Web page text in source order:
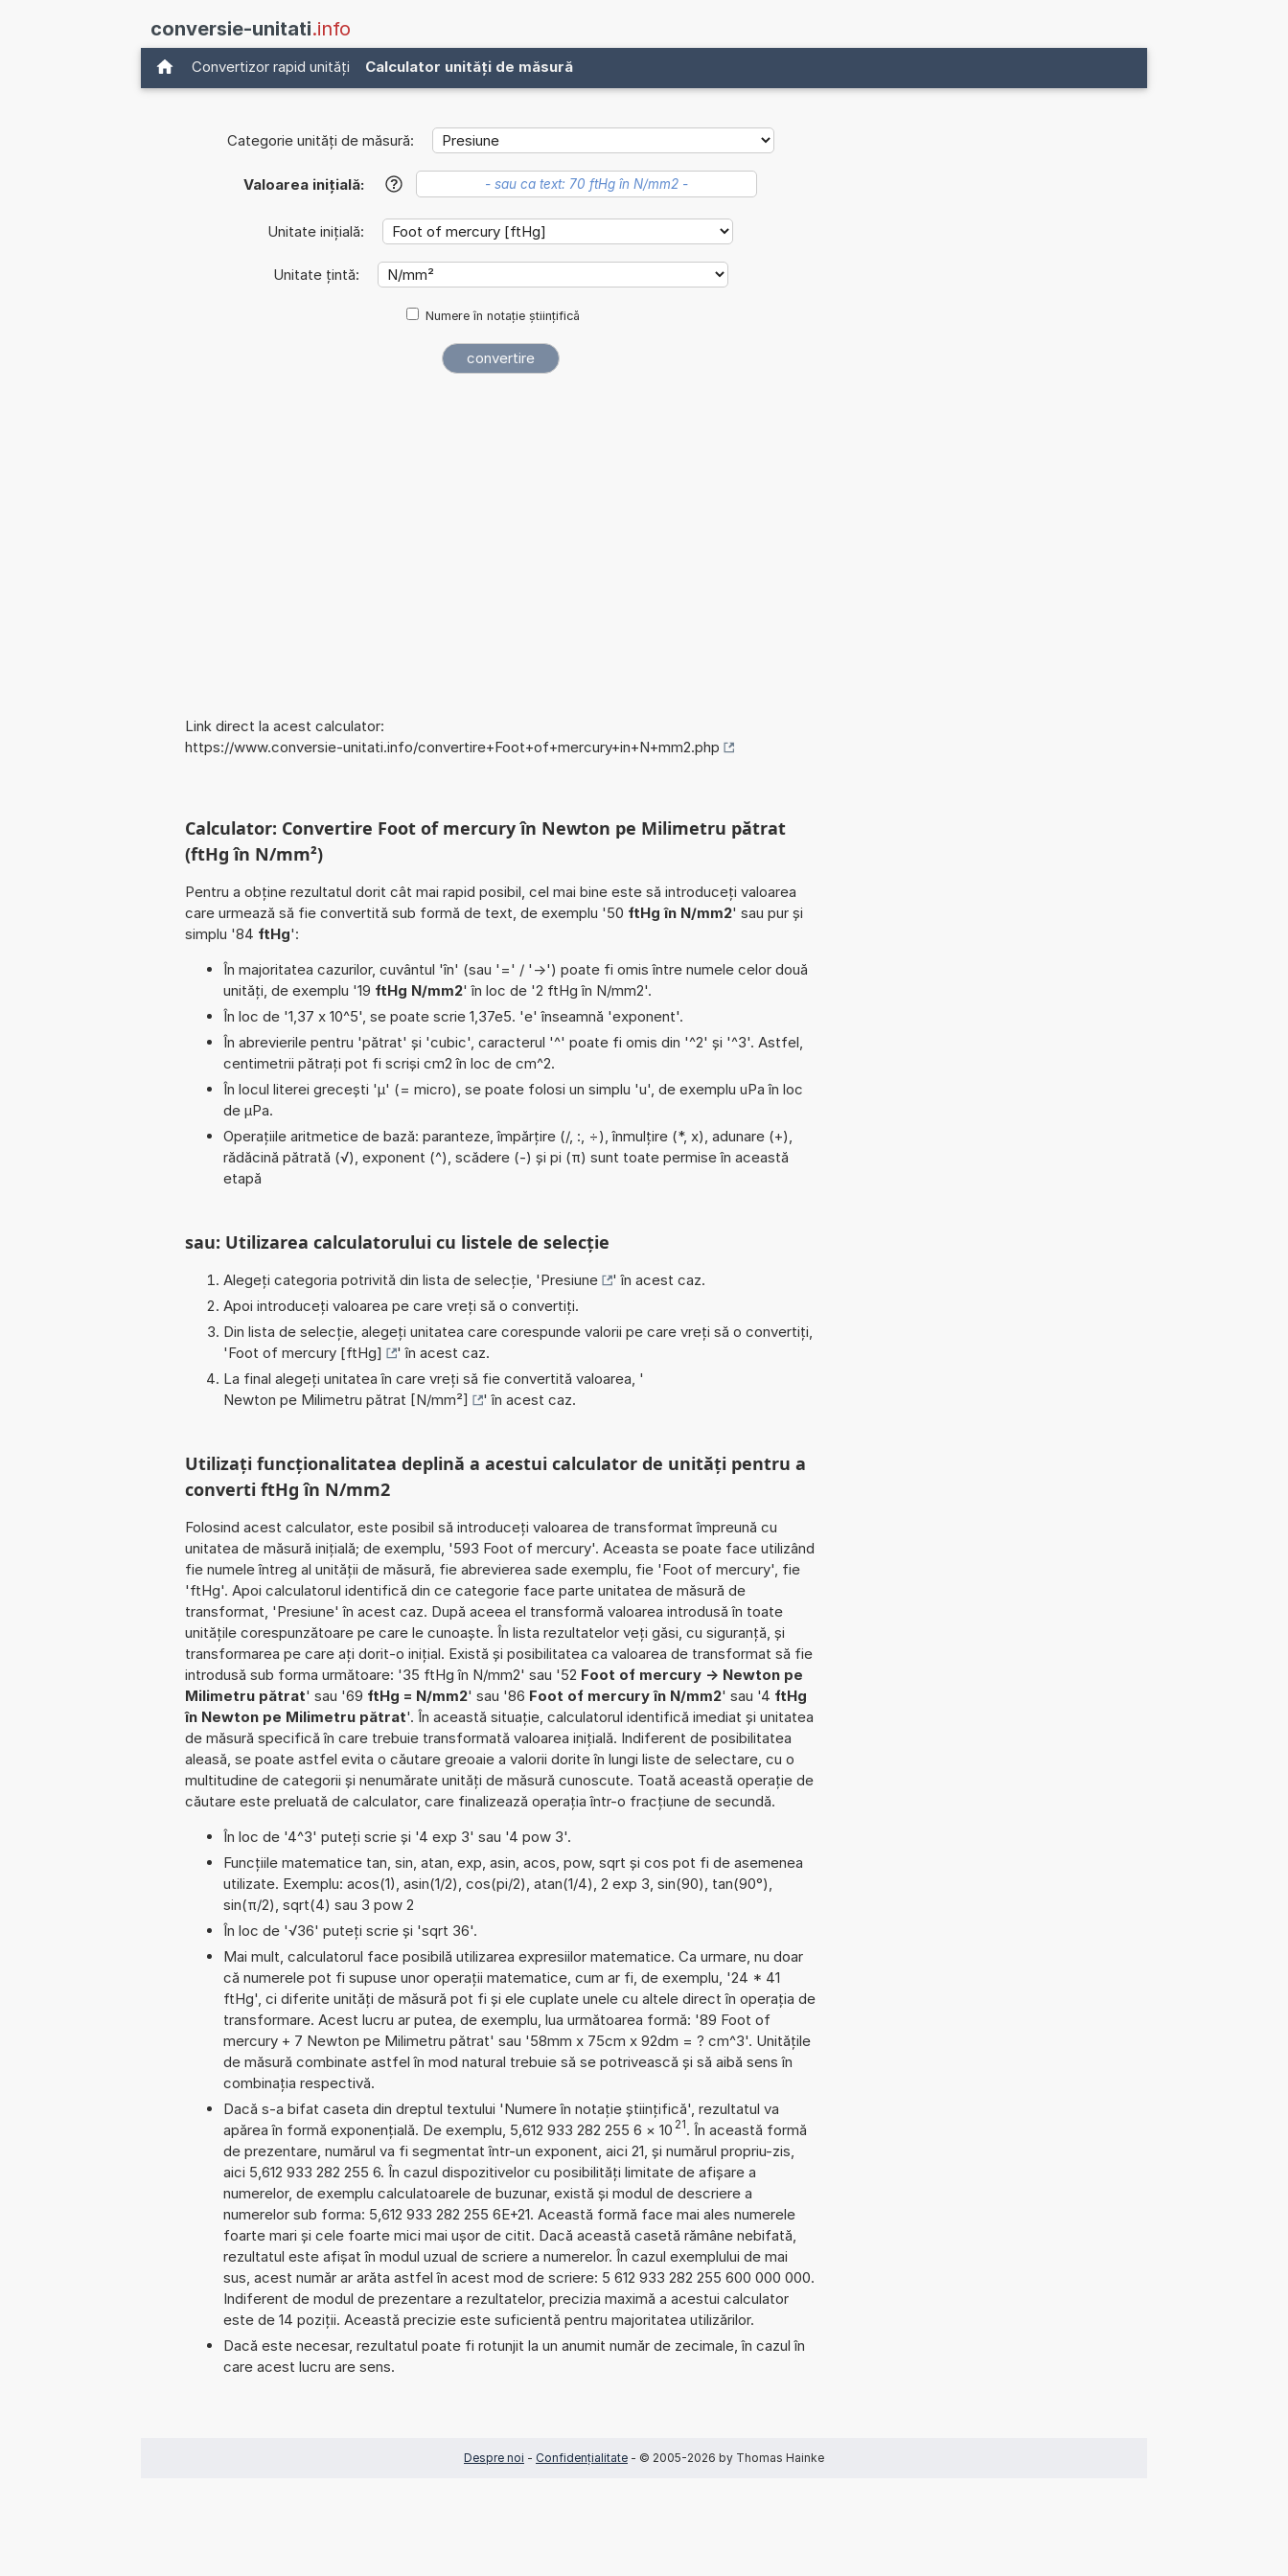
conversie-unitati.info
Convertizor rapid unități Calculator unități de măsură
Categorie unități de măsură:
Valoarea inițială: ?
Unitate inițială:
Unitate țintă:
Numere în notație științifică
Link direct la acest calculator:
https://www.conversie-unitati.info/convertire+Foot+of+mercury+in+N+mm2.php
Calculator: Convertire Foot of mercury în Newton pe Milimetru pătrat
(ftHg în N/mm²)
Pentru a obține rezultatul dorit cât mai rapid posibil, cel mai bine este să introduceți valoarea
care urmează să fie convertită sub formă de text, de exemplu '50 ftHg în N/mm2' sau pur și
simplu '84 ftHg':
În majoritatea cazurilor, cuvântul 'în' (sau '=' / '->') poate fi omis între numele celor două
unități, de exemplu '19 ftHg N/mm2' în loc de '2 ftHg în N/mm2'.
În loc de '1,37 x 10^5', se poate scrie 1,37e5. 'e' înseamnă 'exponent'.
În abrevierile pentru 'pătrat' și 'cubic', caracterul '^' poate fi omis din '^2' și '^3'. Astfel,
centimetrii pătrați pot fi scriși cm2 în loc de cm^2.
În locul literei grecești 'µ' (= micro), se poate folosi un simplu 'u', de exemplu uPa în loc
de µPa.
Operațiile aritmetice de bază: paranteze, împărțire (/, :, ÷), înmulțire (*, x), adunare (+),
rădăcină pătrată (√), exponent (^), scădere (-) și pi (π) sunt toate permise în această
etapă
sau: Utilizarea calculatorului cu listele de selecție
Alegeți categoria potrivită din lista de selecție, 'Presiune
' în acest caz.
Apoi introduceți valoarea pe care vreți să o convertiți.
Din lista de selecție, alegeți unitatea care corespunde valorii pe care vreți să o convertiți,
'Foot of mercury [ftHg]
' în acest caz.
La final alegeți unitatea în care vreți să fie convertită valoarea, '
Newton pe Milimetru pătrat [N/mm²]
' în acest caz.
Utilizați funcționalitatea deplină a acestui calculator de unități pentru a
converti ftHg în N/mm2
Folosind acest calculator, este posibil să introduceți valoarea de transformat împreună cu
unitatea de măsură inițială; de exemplu, '593 Foot of mercury'. Aceasta se poate face utilizând
fie numele întreg al unității de măsură, fie abrevierea sade exemplu, fie 'Foot of mercury', fie
'ftHg'. Apoi calculatorul identifică din ce categorie face parte unitatea de măsură de
transformat, 'Presiune' în acest caz. După aceea el transformă valoarea introdusă în toate
unitățile corespunzătoare pe care le cunoaște. În lista rezultatelor veți găsi, cu siguranță, și
transformarea pe care ați dorit-o inițial. Există și posibilitatea ca valoarea de transformat să fie
introdusă sub forma următoare: '35 ftHg în N/mm2' sau '52 Foot of mercury -> Newton pe
Milimetru pătrat' sau '69 ftHg = N/mm2' sau '86 Foot of mercury în N/mm2' sau '4 ftHg
în Newton pe Milimetru pătrat'. În această situație, calculatorul identifică imediat și unitatea
de măsură specifică în care trebuie transformată valoarea inițială. Indiferent de posibilitatea
aleasă, se poate astfel evita o căutare greoaie a valorii dorite în lungi liste de selectare, cu o
multitudine de categorii și nenumărate unități de măsură cunoscute. Toată această operație de
căutare este preluată de calculator, care finalizează operația într-o fracțiune de secundă.
În loc de '4^3' puteți scrie și '4 exp 3' sau '4 pow 3'.
Funcțiile matematice tan, sin, atan, exp, asin, acos, pow, sqrt și cos pot fi de asemenea
utilizate. Exemplu: acos(1), asin(1/2), cos(pi/2), atan(1/4), 2 exp 3, sin(90), tan(90°),
sin(π/2), sqrt(4) sau 3 pow 2
În loc de '√36' puteți scrie și 'sqrt 36'.
Mai mult, calculatorul face posibilă utilizarea expresiilor matematice. Ca urmare, nu doar
că numerele pot fi supuse unor operații matematice, cum ar fi, de exemplu, '24 * 41
ftHg', ci diferite unități de măsură pot fi și ele cuplate unele cu altele direct în operația de
transformare. Acest lucru ar putea, de exemplu, lua următoarea formă: '89 Foot of
mercury + 7 Newton pe Milimetru pătrat' sau '58mm x 75cm x 92dm = ? cm^3'. Unitățile
de măsură combinate astfel în mod natural trebuie să se potrivească și să aibă sens în
combinația respectivă.
Dacă s-a bifat caseta din dreptul textului 'Numere în notație științifică', rezultatul va
apărea în formă exponențială. De exemplu, 5,612 933 282 255 6 × 10 21. În această formă
de prezentare, numărul va fi segmentat într-un exponent, aici 21, și numărul propriu-zis,
aici 5,612 933 282 255 6. În cazul dispozitivelor cu posibilități limitate de afișare a
numerelor, de exemplu calculatoarele de buzunar, există și modul de descriere a
numerelor sub forma: 5,612 933 282 255 6E+21. Această formă face mai ales numerele
foarte mari și cele foarte mici mai ușor de citit. Dacă această casetă rămâne nebifată,
rezultatul este afișat în modul uzual de scriere a numerelor. În cazul exemplului de mai
sus, acest număr ar arăta astfel în acest mod de scriere: 5 612 933 282 255 600 000 000.
Indiferent de modul de prezentare a rezultatelor, precizia maximă a acestui calculator
este de 14 poziții. Această precizie este suficientă pentru majoritatea utilizărilor.
Dacă este necesar, rezultatul poate fi rotunjit la un anumit număr de zecimale, în cazul în
care acest lucru are sens.
Despre noi - Confidențialitate - © 2005-2026 by Thomas Hainke